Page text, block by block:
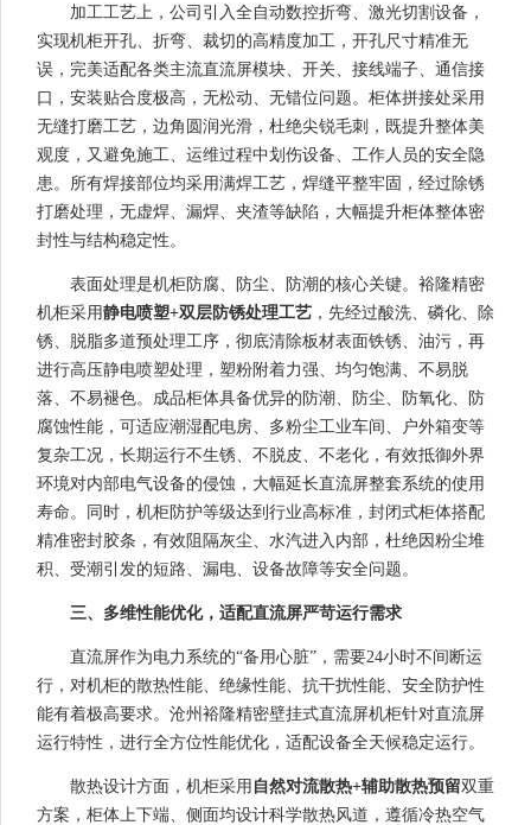
加工工艺上，公司引入全自动数控折弯、激光切割设备，
实现机柜开孔、折弯、裁切的高精度加工，开孔尺寸精准无
误，完美适配各类主流直流屏模块、开关、接线端子、通信接
口，安装贴合度极高，无松动、无错位问题。柜体拼接处采用
无缝打磨工艺，边角圆润光滑，杜绝尖锐毛刺，既提升整体美
观度，又避免施工、运维过程中划伤设备、工作人员的安全隐
患。所有焊接部位均采用满焊工艺，焊缝平整牢固，经过除锈
打磨处理，无虚焊、漏焊、夹渣等缺陷，大幅提升柜体整体密
封性与结构稳定性。
表面处理是机柜防腐、防尘、防潮的核心关键。裕隆精密
机柜采用静电喷塑+双层防锈处理工艺 ，先经过酸洗、磷化、除
锈、脱脂多道预处理工序，彻底清除板材表面铁锈、油污，再
进行高压静电喷塑处理，塑粉附着力强、均匀饱满、不易脱
落、不易褪色。成品柜体具备优异的防潮、防尘、防氧化、防
腐蚀性能，可适应潮湿配电房、多粉尘工业车间、户外箱变等
复杂工况，长期运行不生锈、不脱皮、不老化，有效抵御外界
环境对内部电气设备的侵蚀，大幅延长直流屏整套系统的使用
寿命。同时，机柜防护等级达到行业高标准，封闭式柜体搭配
精准密封胶条，有效阻隔灰尘、水汽进入内部，杜绝因粉尘堆
积、受潮引发的短路、漏电、设备故障等安全问题。
三、多维性能优化，适配直流屏严苛运行需求
直流屏作为电力系统的“备用心脏”，需要24小时不间断运
行，对机柜的散热性能、绝缘性能、抗干扰性能、安全防护性
能有着极高要求。沧州裕隆精密壁挂式直流屏机柜针对直流屏
运行特性，进行全方位性能优化，适配设备全天候稳定运行。
散热设计方面，机柜采用 自然对流散热+辅助散热预留双重
方案，柜体上下端、侧面均设计科学散热风道，遵循冷热空气